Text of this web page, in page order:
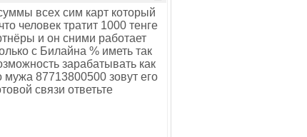
всех сим карт который
человек тратит 1000 тенге
и он сними работает
с Билайна % иметь так
зарабатывать как
87713800500 зовут его
связи ответьте